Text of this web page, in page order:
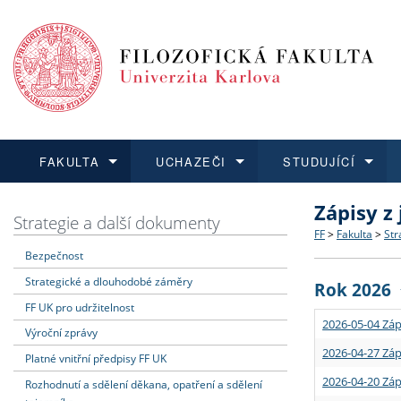
FAKULTA
Dozvědět se více
Struktura
Strategie
Podpora
UCHAZEČI
Podat přihlášku
Co
Učitelské
STUDUJÍCÍ
Dozvědět se více
Rigorózní
Dozvědět se více
O vědě a
Granty a
Dozvědět se více
Aktuální
Strategie a další dokumenty
Bezpečnost
Strategické a dlouhodobé záměry
FF UK pro udržitelnost
Výroční zprávy
Platné vnitřní předpisy FF UK
Rozhodnutí a sdělení děkana, opatření a sdělení
Zápisy
FF > Fakulta >
Rok 2026
2026-05-04
2026-04-27
2026-04-20